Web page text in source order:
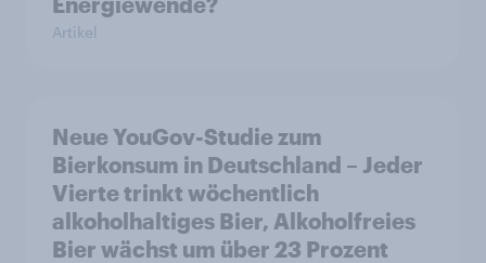
Artikel
Neue YouGov-Studie zum
Bierkonsum in Deutschland – Jeder
Vierte trinkt wöchentlich
alkoholhaltiges Bier, Alkoholfreies
Bier wächst um über 23 Prozent